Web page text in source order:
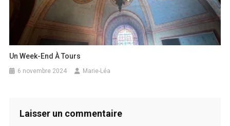
Un Week-End À Tours
6 novembre 2024 Marie-Léa
Laisser un commentaire